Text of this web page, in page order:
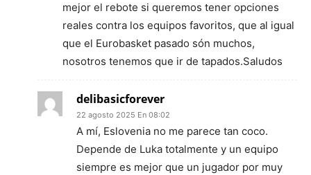
mejor el rebote si queremos tener opciones
reales contra los equipos favoritos, que al igual
que el Eurobasket pasado són muchos,
nosotros tenemos que ir de tapados.Saludos
delibasicforever
22 agosto 2025 En 08:02
A mí, Eslovenia no me parece tan coco.
Depende de Luka totalmente y un equipo
siempre es mejor que un jugador por muy